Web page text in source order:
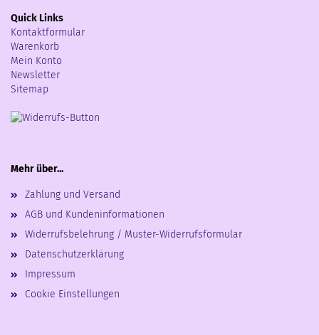
Quick Links
Kontaktformular
Warenkorb
Mein Konto
Newsletter
Sitemap
Mehr über...
Zahlung und Versand
AGB und Kundeninformationen
Widerrufsbelehrung / Muster-Widerrufsformular
Datenschutzerklärung
Impressum
Cookie Einstellungen